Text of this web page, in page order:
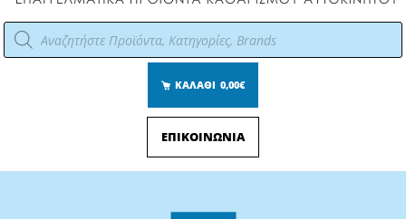
Αναζήτηση
προϊόντων
ΚΑΛΑΘΙ 0,00€
ΕΠΙΚΟΙΝΩΝΙΑ